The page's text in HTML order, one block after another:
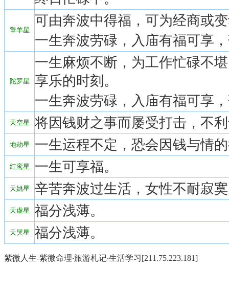
擎羊星
可由奔波中得福，可为经商或
一生奔波劳碌，入庙有福可享
陀罗星
一生麻烦不断，为工作忙碌不
享乐的时刻。
一生奔波劳碌，入庙有福可享
天空星 将因钱财之事而屡受打击，不
地劫星 一生运程不定，恐会因钱与情
红鸾星 一生可享福。
天姚星 辛苦奔波过生活，女性不耐寂
天虚星 福分浅薄。
天哭星 福分浅薄。
紫微人生-紫微命理‧旅游札记‧生活学习[211.75.223.181]